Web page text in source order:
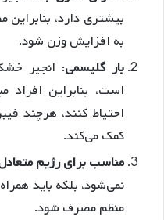
بیشتری دارد،
به افزایش وزن شود.
بار گلیسمی: انجیر
است، بنابراین افراد
احتیاط کنند، هرچند
کمک می‌کند.
مناسببرایرژیم
نمی‌شود، بلکه باید
منظم مصرف شود.